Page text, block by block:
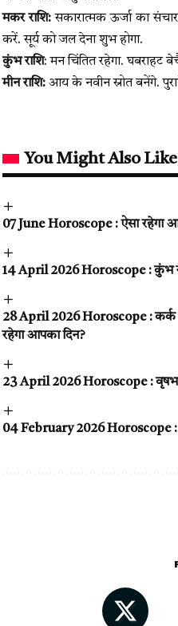
मकर राशि: सकारात्मक ऊर्जा का संचार
करें. सूर्य को जल देना शुभ होगा.
कुंभ राशि: मन चिंतित रहेगा. घबराहट
मीन राशि: आय के नवीन स्रोत बनेंगे.
You Might Also Like
07 June Horoscope : ऐसा रहेगा
14 April 2026 Horoscope : कुंभ
28 April 2026 Horoscope : कर्क
रहेगा आपका दिन?
23 April 2026 Horoscope : वृषभ
04 February 2026 Horoscope :